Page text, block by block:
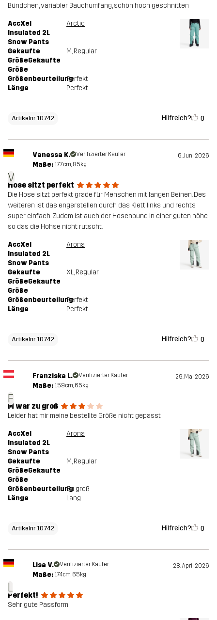
Bündchen, variabler Bauchumfang, schön hoch geschnitten
AccXel
Insulated 2L
Snow Pants
Arctic
Gekaufte
GrößeGekaufte
Größe
M, Regular
GrößenbeurteilungPerfekt
Länge
Perfekt
Artikelnr 10742 Hilfreich? 0
V
Vanessa K. Verifizierter Käufer 6. Juni 2026
Maße: 177cm, 85kg
Hose sitzt perfekt
Die Hose sitzt perfekt grade für Menschen mit langen Beinen. Des
weiteren ist das engerstellen durch das Klett links und rechts
super einfach. Zudem ist auch der Hosenbund in einer guten höhe
so das die Hohse nicht rutscht.
AccXel
Insulated 2L
Snow Pants
Arona
Gekaufte
GrößeGekaufte
Größe
XL, Regular
GrößenbeurteilungPerfekt
Länge
Perfekt
Artikelnr 10742 Hilfreich? 0
F
Franziska L. Verifizierter Käufer 29. Mai 2026
Maße: 159cm, 65kg
M war zu groß
Leider hat mir meine bestellte Größe nicht gepasst
AccXel
Insulated 2L
Snow Pants
Arona
Gekaufte
GrößeGekaufte
Größe
M, Regular
GrößenbeurteilungZu groß
Länge
Lang
Artikelnr 10742 Hilfreich? 0
L
Lisa V. Verifizierter Käufer 28. April 2026
Maße: 174cm, 65kg
Perfekt!
Sehr gute Passform